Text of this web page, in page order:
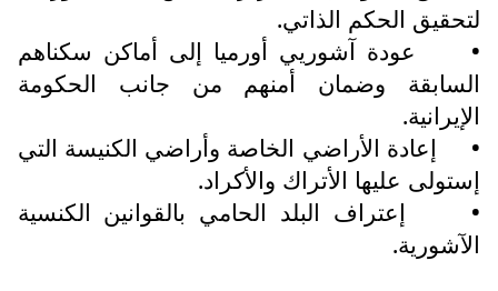
لتحقيق الحكم الذاتي.
•
عودة آشوريي أورميا إلى أماكن سكناهم
السابقة وضمان أمنهم من جانب الحكومة
الإيرانية.
•
إعادة الأراضي الخاصة وأراضي الكنيسة التي
إستولى عليها الأتراك والأكراد.
•
إعتراف البلد الحامي بالقوانين الكنسية
الآشورية.